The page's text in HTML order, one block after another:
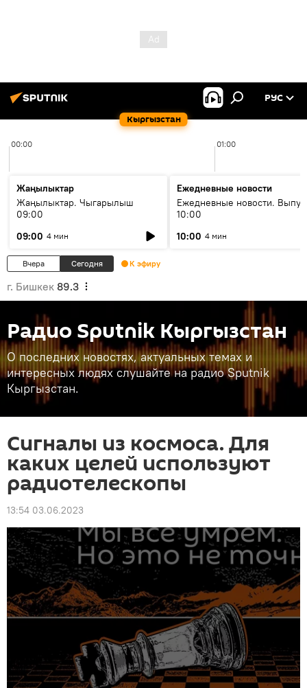
Кыргызстан
РУС
00:00 01:00
Жаңылыктар
Жаңылыктар. Чыгарылыш
09:00
09:00 4 мин
Ежедневные новости
Ежедневные новости.
10:00
10:00 4 мин
Вчера Сегодня К эфиру
г. Бишкек 89.3
Радио Sputnik Кыргызстан
О последних новостях, актуальных темах и
интересных людях слушайте на радио Sputnik
Кыргызстан.
Сигналы из космоса. Для
каких целей используют
радиотелескопы
13:54 03.06.2023